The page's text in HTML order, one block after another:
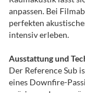
anpassen. Bei
perfekten
intensiv erleben.
Ausstattung und
Der Reference Sub
eines Downfire-